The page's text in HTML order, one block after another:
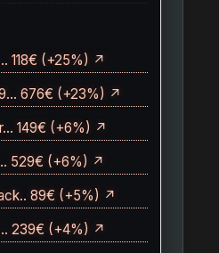
118€ (+25%) ↗
676€ (+23%) ↗
149€ (+6%) ↗
529€ (+6%) ↗
89€ (+5%) ↗
239€ (+4%) ↗